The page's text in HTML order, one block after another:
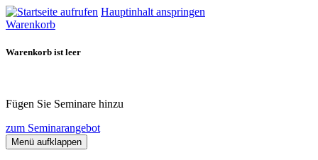
Hauptinhalt anspringen
Warenkorb
Warenkorb ist leer
Fügen Sie Seminare hinzu
zum Seminarangebot
Menü aufklappen